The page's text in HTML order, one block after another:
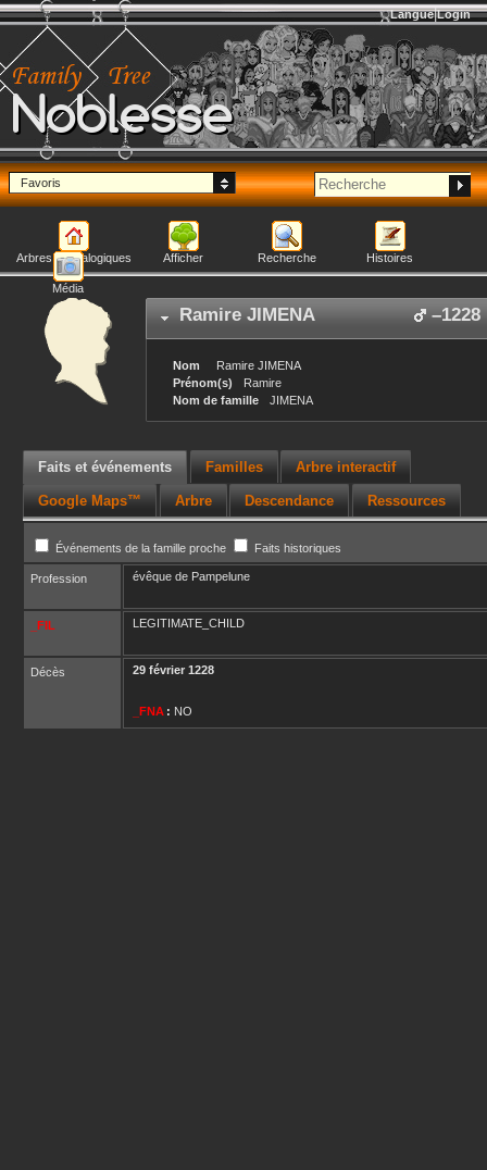
Noblesse
Langue Login
Favoris
Arbres généalogiques Afficher Recherche Histoires
Média
Ramire JIMENA –1228
Nom Ramire JIMENA
Prénom(s)
Ramire
Nom de famille
JIMENA
Faits et événements Familles Arbre interactif
Google Maps™ Arbre Descendance Ressources
Événements de la famille proche Faits historiques
Profession évêque de Pampelune
_FIL LEGITIMATE_CHILD
Décès 29 février 1228
_FNA : NO